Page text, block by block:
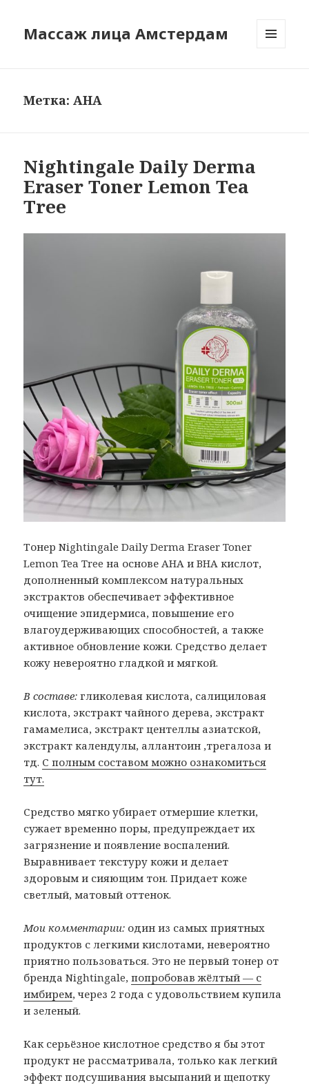
Массаж лица Амстердам
Метка:AHA
Nightingale Daily Derma
Eraser Toner Lemon Tea
Tree
Тонер Nightingale Daily Derma Eraser Toner
Lemon Tea Tree на основе AHA и BHA кислот,
дополненный комплексом натуральных
экстрактов обеспечивает эффективное
очищение эпидермиса, повышение его
влагоудерживающих способностей, а также
активное обновление кожи. Средство делает
кожу невероятно гладкой и мягкой.
В составе: гликолевая кислота, салициловая
кислота, экстракт чайного дерева, экстракт
гамамелиса, экстракт центеллы азиатской,
экстракт календулы, аллантоин ,трегалоза и
тд. С полным составом можно ознакомиться
тут.
Средство мягко убирает отмершие клетки,
сужает временно поры, предупреждает их
загрязнение и появление воспалений.
Выравнивает текстуру кожи и делает
здоровым и сияющим тон. Придает коже
светлый, матовый оттенок.
Мои комментарии: один из самых приятных
продуктов с легкими кислотами, невероятно
приятно пользоваться. Это не первый тонер от
бренда Nightingale,попробовав жёлтый — с
имбирем, через 2 года с удовольствием купила
и зеленый.
Как серьёзное кислотное средство я бы этот
продукт не рассматривала, только как легкий
эффект подсушивания высыпаний и щепотку